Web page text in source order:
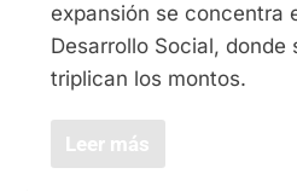
expansión se concentra
Desarrollo Social, donde
triplican los montos.
Leer más